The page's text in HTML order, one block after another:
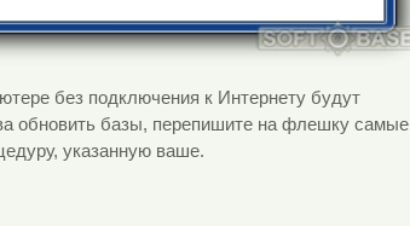
без подключения к Интернету будут
обновить базы, перепишите на флешку самые
указанную ваше.